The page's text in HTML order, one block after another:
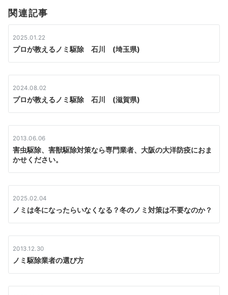
ョ
ン
関連記事
2025.01.22
プロが教えるノミ駆除 石川 (埼玉県)
2024.08.02
プロが教えるノミ駆除 石川 (滋賀県)
2013.06.06
害虫駆除、害獣駆除対策なら専門業者、大阪の大洋防疫におま
かせください。
2025.02.04
ノミは冬になったらいなくなる？冬のノミ対策は不要なのか？
2013.12.30
ノミ駆除業者の選び方